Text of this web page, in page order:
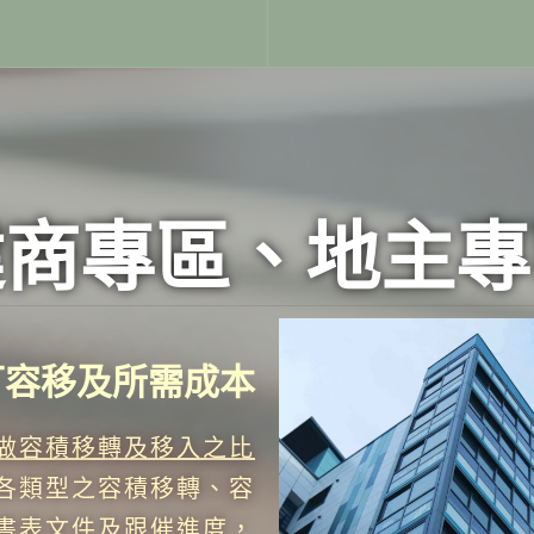
專區、地主
移及所需成本
容積移轉及移入之比
類型之容積移轉、容